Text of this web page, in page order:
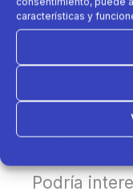
características y
Podría